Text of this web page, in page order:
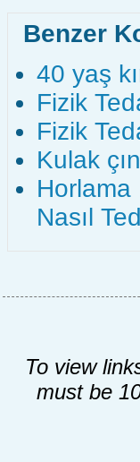
Benzer
40 yaş
Fizik
Fizik
Kulak
Horlama
Nasıl
To view
must be